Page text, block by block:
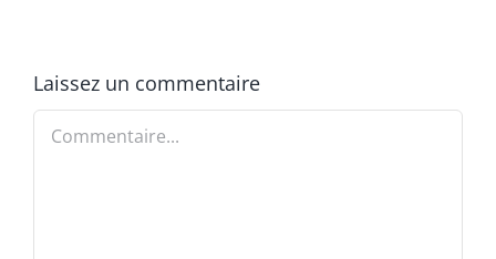
Laissez un commentaire
Commentaire